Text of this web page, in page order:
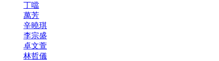
丁噹
萬芳
辛曉琪
李宗盛
卓文萱
林哲儀